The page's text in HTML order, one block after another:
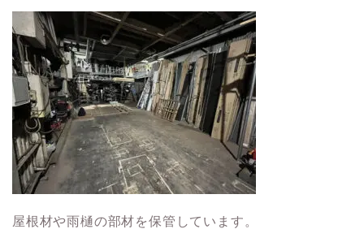
屋根材や雨樋の部材を保管しています。